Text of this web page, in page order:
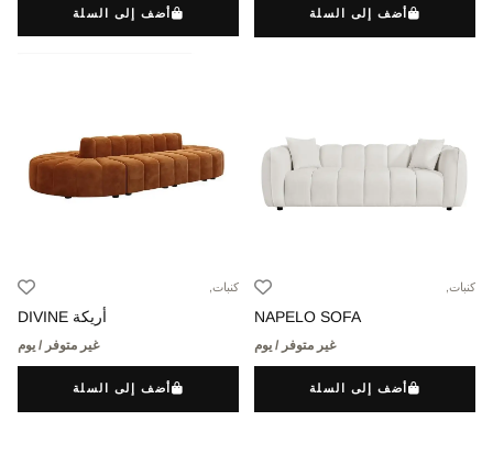
أضف إلى السلة أضف إلى السلة
كنبات,
NAPELO SOFA
غير متوفر / يوم
أضف إلى السلة
كنبات,
أريكة DIVINE
غير متوفر / يوم
أضف إلى السلة